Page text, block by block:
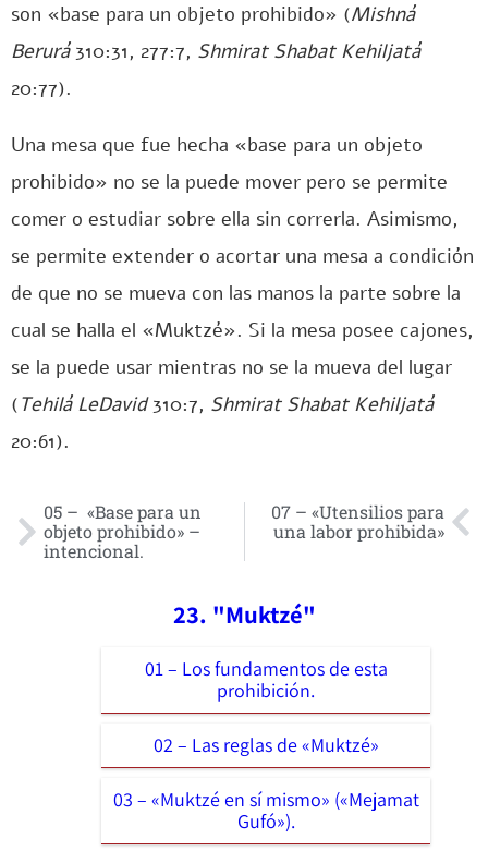
son «base para un objeto prohibido» (Mishná
Berurá310:31, 277:7, Shmirat Shabat Kehiljatá
20:77).
Una mesa que fue hecha «base para un objeto
prohibido» no se la puede mover pero se permite
comer o estudiar sobre ella sin correrla. Asimismo,
se permite extender o acortar una mesa a condición
de que no se mueva con las manos la parte sobre la
cual se halla el «Muktzé». Si la mesa posee cajones,
se la puede usar mientras no se la mueva del lugar
(Tehilá LeDavid310:7, Shmirat Shabat Kehiljatá
20:61).
05 – «Base para un
objeto prohibido» –
intencional.
07 – «Utensilios para
una labor prohibida»
23. "Muktzé"
01 – Los fundamentos de esta
prohibición.
02 – Las reglas de «Muktzé»
03 – «Muktzé en sí mismo» («Mejamat
Gufó»).